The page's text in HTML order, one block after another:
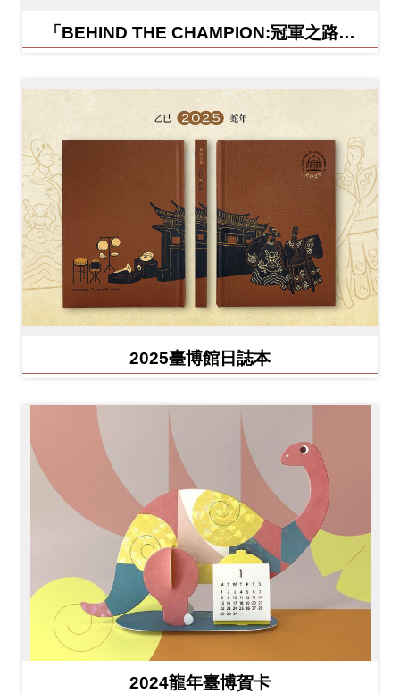
「BEHIND THE CHAMPION:冠軍之路特
2025臺博館日誌本
2024龍年臺博賀卡